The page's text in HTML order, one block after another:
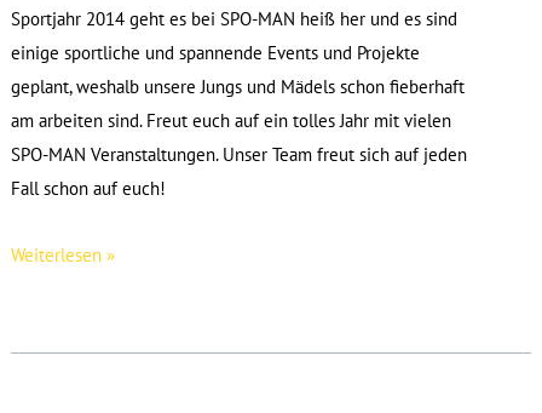
Sportjahr 2014 geht es bei SPO-MAN heiß her und es sind
einige sportliche und spannende Events und Projekte
geplant, weshalb unsere Jungs und Mädels schon fieberhaft
am arbeiten sind. Freut euch auf ein tolles Jahr mit vielen
SPO-MAN Veranstaltungen. Unser Team freut sich auf jeden
Fall schon auf euch!
Unser
2014
Weiterlesen »